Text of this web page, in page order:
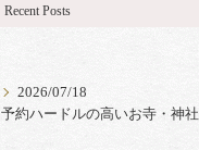
Recent Posts
2026/07/18
予約ハードルの高いお寺・神社